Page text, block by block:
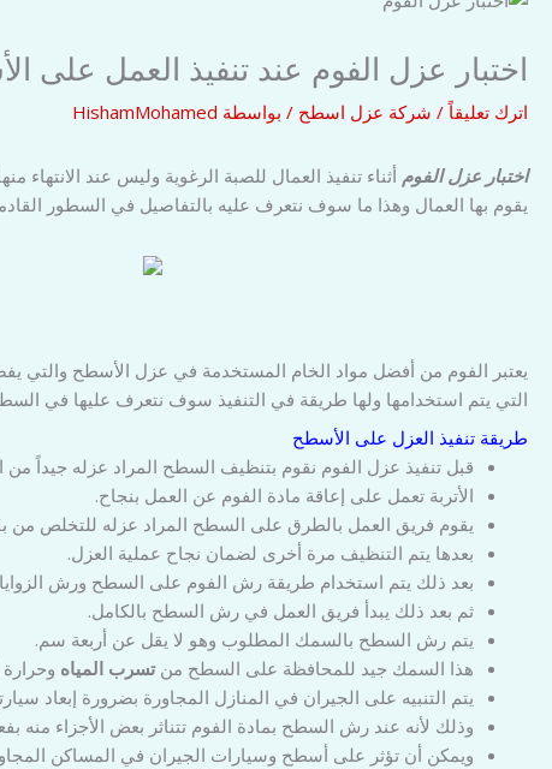
اختبار عزل الفوم عند تنفيذ العمل على
اترك تعليقاً / شركة عزل اسطح / بواسطة HishamMohamed
اختبار عزل الفوم
يقوم بها العمال وهذا ما سوف نتعرف عليه بالتفاصيل في السطور
يعتبر الفوم من أفضل مواد الخام المستخدمة في عزل الأسطح والتي
التي يتم استخدامها ولها طريقة في التنفيذ سوف نتعرف عليها في
طريقة تنفيذ العزل على الأسطح
قبل تنفيذ عزل الفوم نقوم بتنظيف السطح المراد عزله جيداً من
الأتربة تعمل على إعاقة مادة الفوم عن العمل بنجاح.
يقوم فريق العمل بالطرق على السطح المراد عزله للتخلص من
بعدها يتم التنظيف مرة أخرى لضمان نجاح عملية العزل.
بعد ذلك يتم استخدام طريقة رش الفوم على السطح ورش الزوايا
ثم بعد ذلك يبدأ فريق العمل في رش السطح بالكامل.
يتم رش السطح بالسمك المطلوب وهو لا يقل عن أربعة سم.
هذا السمك جيد للمحافظة على السطح من تسرب المياه
يتم التنبيه على الجيران في المنازل المجاورة بضرورة إبعاد
وذلك لأنه عند رش السطح بمادة الفوم تتناثر بعض الأجزاء منه
ويمكن أن تؤثر على أسطح وسيارات الجيران في المساكن